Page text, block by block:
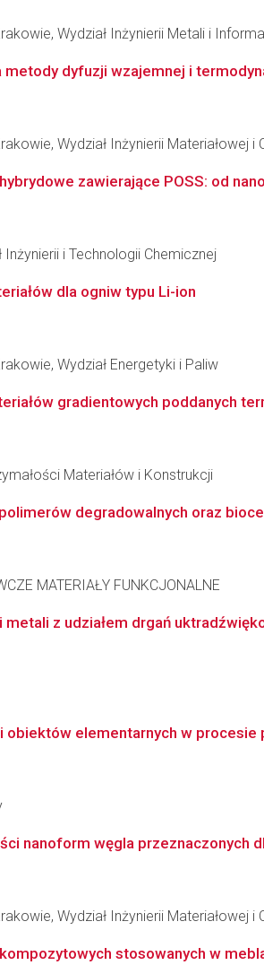
Wydział Inżynierii Metali i
metody dyfuzji wzajemnej i
Wydział Inżynierii Materiałowej i
zawierające POSS: od
i Technologii Chemicznej
dla ogniw typu Li-ion
Wydział Energetyki i Paliw
gradientowych poddanych
Materiałów i Konstrukcji
degradowalnych oraz
MATERIAŁY FUNKCJONALNE
z udziałem drgań
elementarnych w procesie
nanoform węgla przeznaczonych
Wydział Inżynierii Materiałowej i
stosowanych w